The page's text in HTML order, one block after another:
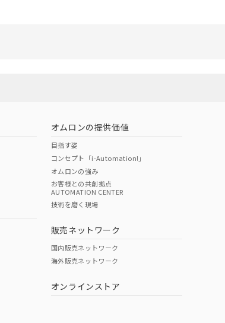
オムロンの提供価値
目指す姿
コンセプト「i-Automation!」
オムロンの強み
お客様との共創拠点
AUTOMATION CENTER
技術を磨く現場
販売ネットワーク
国内販売ネットワーク
海外販売ネットワーク
オンラインストア